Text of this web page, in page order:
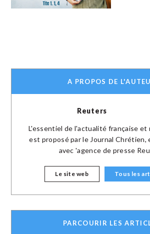
A PROPOS DE
Reuters
L'essentiel de l'actualité française et
est proposé par le Journal Chrétien,
avec 'agence de presse
Le site web Tous les
PARCOURIR LES